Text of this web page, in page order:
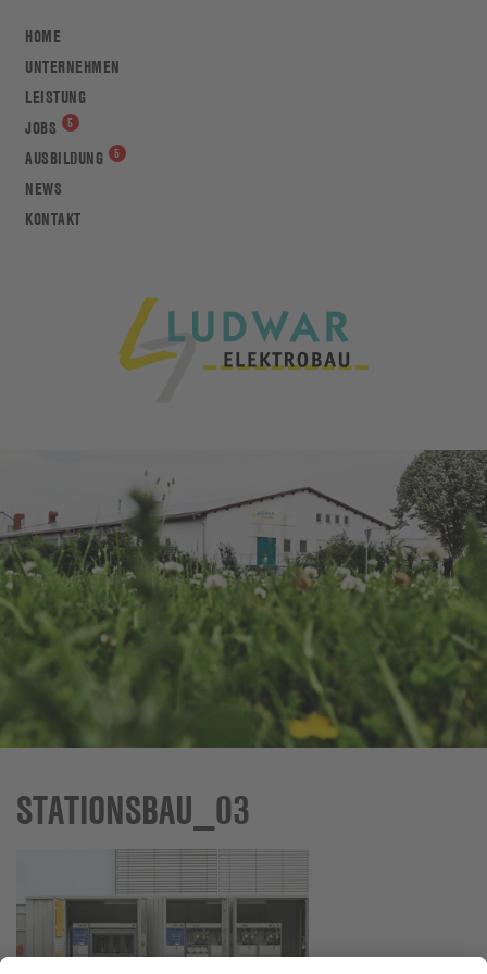
HOME
UNTERNEHMEN
LEISTUNG
JOBS
AUSBILDUNG
NEWS
KONTAKT
STATIONSBAU_03